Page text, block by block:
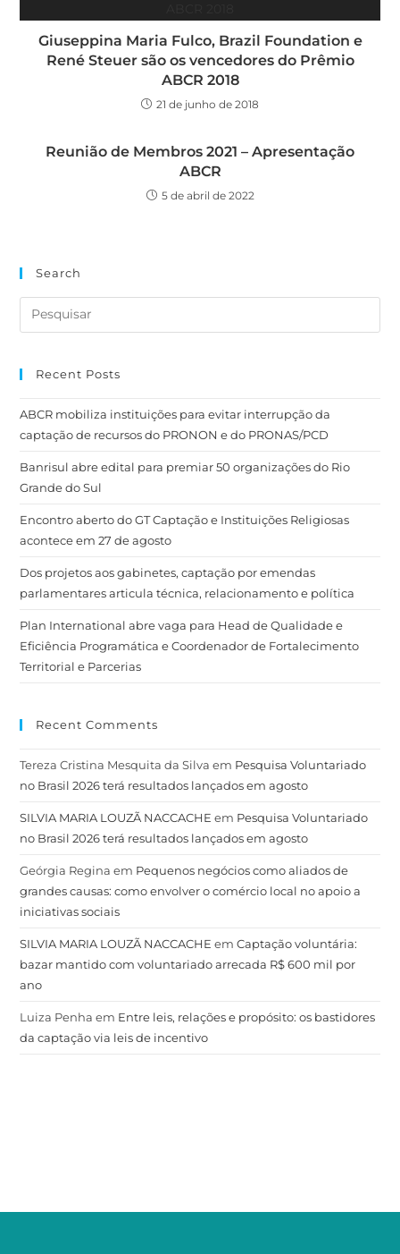
Giuseppina Maria Fulco, Brazil Foundation e
René Steuer são os vencedores do Prêmio
ABCR 2018
21 de junho de 2018
Reunião de Membros 2021 – Apresentação
ABCR
5 de abril de 2022
Search
Recent Posts
ABCR mobiliza instituições para evitar interrupção da
captação de recursos do PRONON e do PRONAS/PCD
Banrisul abre edital para premiar 50 organizações do Rio
Grande do Sul
Encontro aberto do GT Captação e Instituições Religiosas
acontece em 27 de agosto
Dos projetos aos gabinetes, captação por emendas
parlamentares articula técnica, relacionamento e política
Plan International abre vaga para Head de Qualidade e
Eficiência Programática e Coordenador de Fortalecimento
Territorial e Parcerias
Recent Comments
Tereza Cristina Mesquita da Silva em Pesquisa Voluntariado
no Brasil 2026 terá resultados lançados em agosto
SILVIA MARIA LOUZÃ NACCACHE em Pesquisa Voluntariado
no Brasil 2026 terá resultados lançados em agosto
Geórgia Regina em Pequenos negócios como aliados de
grandes causas: como envolver o comércio local no apoio a
iniciativas sociais
SILVIA MARIA LOUZÃ NACCACHE emCaptação voluntária:
bazar mantido com voluntariado arrecada R$ 600 mil por
ano
Luiza Penha em Entre leis, relações e propósito: os bastidores
da captação via leis de incentivo